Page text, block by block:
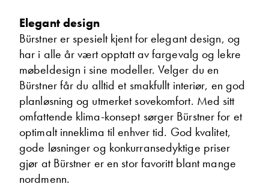
Hans Jacob Sausjord
Selger
Vis telefon
Vis epost
Elegant design
Bürstner er spesielt kjent for elegant design, og
har i alle år vært opptatt av fargevalg og lekre
møbeldesign i sine modeller. Velger du en
Bürstner får du alltid et smakfullt interiør, en god
planløsning og utmerket sovekomfort. Med sitt
omfattende klima-konsept sørger Bürstner for et
optimalt inneklima til enhver tid. God kvalitet,
gode løsninger og konkurransedyktige priser
gjør at Bürstner er en stor favoritt blant mange
nordmenn.